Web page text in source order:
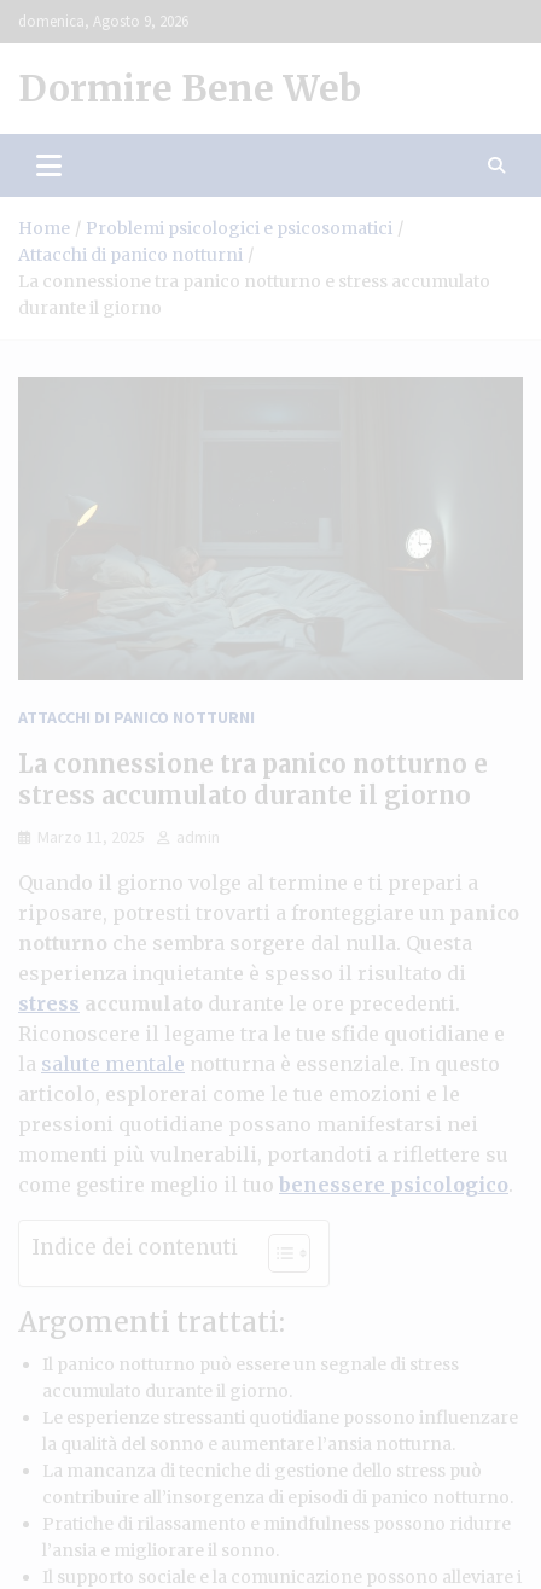
Skip
to
domenica, Agosto 9, 2026
Dormire Bene Web
Home
Problemi psicologici e psicosomatici
Attacchi di panico notturni
La connessione tra panico notturno e stress accumulato
durante il giorno
ATTACCHI DI PANICO NOTTURNI
La connessione tra panico notturno e
stress accumulato durante il giorno
Marzo 11, 2025 admin
Quando il giorno volge al termine e ti prepari a
riposare, potresti trovarti a fronteggiare un panico
notturno che sembra sorgere dal nulla. Questa
esperienza inquietante è spesso il risultato di
stress accumulato durante le ore precedenti.
Riconoscere il legame tra le tue sfide quotidiane e
la salute mentale notturna è essenziale. In questo
articolo, esplorerai come le tue emozioni e le
pressioni quotidiane possano manifestarsi nei
momenti più vulnerabili, portandoti a riflettere su
come gestire meglio il tuo benessere psicologico.
Indice dei contenuti
Argomenti trattati:
Il panico notturno può essere un segnale di stress
accumulato durante il giorno.
Le esperienze stressanti quotidiane possono influenzare
la qualità del sonno e aumentare l’ansia notturna.
La mancanza di tecniche di gestione dello stress può
contribuire all’insorgenza di episodi di panico notturno.
Pratiche di rilassamento e mindfulness possono ridurre
l’ansia e migliorare il sonno.
Il supporto sociale e la comunicazione possono alleviare i